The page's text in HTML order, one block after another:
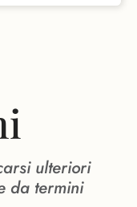
ulteriori
da termini